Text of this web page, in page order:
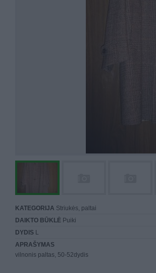
KATEGORIJA Striukės, paltai
DAIKTO BŪKLĖ Puiki
DYDIS L
APRAŠYMAS
vilnonis paltas, 50-52dydis